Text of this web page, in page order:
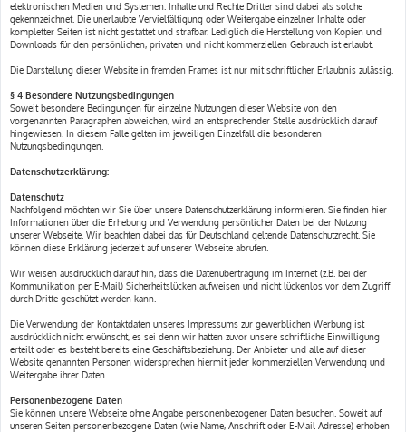
elektronischen Medien und Systemen. Inhalte und Rechte Dritter sind dabei als solche
gekennzeichnet. Die unerlaubte Vervielfältigung oder Weitergabe einzelner Inhalte oder
kompletter Seiten ist nicht gestattet und strafbar. Lediglich die Herstellung von Kopien und
Downloads für den persönlichen, privaten und nicht kommerziellen Gebrauch ist erlaubt.
Die Darstellung dieser Website in fremden Frames ist nur mit schriftlicher Erlaubnis zulässig.
§ 4 Besondere Nutzungsbedingungen
Soweit besondere Bedingungen für einzelne Nutzungen dieser Website von den
vorgenannten Paragraphen abweichen, wird an entsprechender Stelle ausdrücklich darauf
hingewiesen. In diesem Falle gelten im jeweiligen Einzelfall die besonderen
Nutzungsbedingungen.
Datenschutzerklärung:
Datenschutz
Nachfolgend möchten wir Sie über unsere Datenschutzerklärung informieren. Sie finden hier
Informationen über die Erhebung und Verwendung persönlicher Daten bei der Nutzung
unserer Webseite. Wir beachten dabei das für Deutschland geltende Datenschutzrecht. Sie
können diese Erklärung jederzeit auf unserer Webseite abrufen.
Wir weisen ausdrücklich darauf hin, dass die Datenübertragung im Internet (z.B. bei der
Kommunikation per E-Mail) Sicherheitslücken aufweisen und nicht lückenlos vor dem Zugriff
durch Dritte geschützt werden kann.
Die Verwendung der Kontaktdaten unseres Impressums zur gewerblichen Werbung ist
ausdrücklich nicht erwünscht, es sei denn wir hatten zuvor unsere schriftliche Einwilligung
erteilt oder es besteht bereits eine Geschäftsbeziehung. Der Anbieter und alle auf dieser
Website genannten Personen widersprechen hiermit jeder kommerziellen Verwendung und
Weitergabe ihrer Daten.
Personenbezogene Daten
Sie können unsere Webseite ohne Angabe personenbezogener Daten besuchen. Soweit auf
unseren Seiten personenbezogene Daten (wie Name, Anschrift oder E-Mail Adresse) erhoben